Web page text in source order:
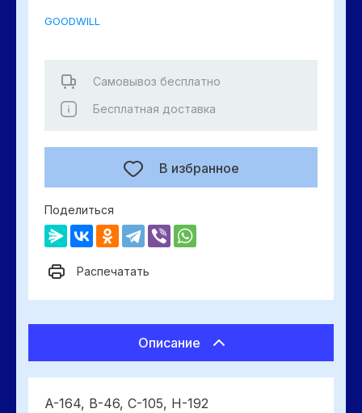
GOODWILL
В избранное
Самовывоз бесплатно
Бесплатная доставка
Поделиться
Распечатать
Описание
A-164, B-46, C-105, H-192